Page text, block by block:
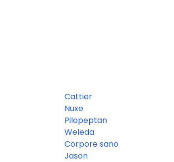
Cattier
Nuxe
Pilopeptan
Weleda
Corpore sano
Jason